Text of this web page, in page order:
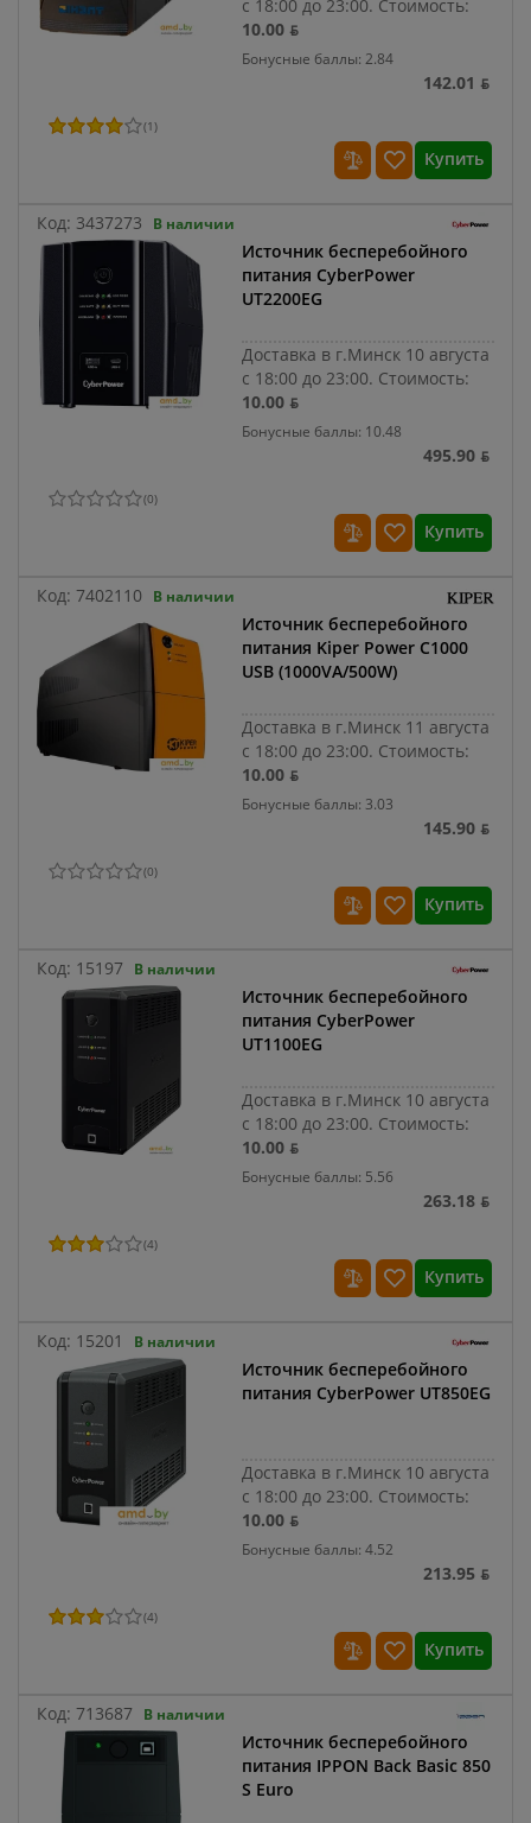
с 18:00 до 23:00. Стоимость:
10.00 ƃ
Бонусные баллы: 2.84
142.01 ƃ
(1)
Купить
Код: 3437273 В наличии
Источник бесперебойного
питания CyberPower
UT2200EG
Доставка в г.Минск 10 августа
с 18:00 до 23:00. Стоимость:
10.00 ƃ
Бонусные баллы: 10.48
495.90 ƃ
(0)
Купить
Код: 7402110 В наличии
Источник бесперебойного
питания Kiper Power C1000
USB (1000VA/500W)
Доставка в г.Минск 11 августа
с 18:00 до 23:00. Стоимость:
10.00 ƃ
Бонусные баллы: 3.03
145.90 ƃ
(0)
Купить
Код: 15197 В наличии
Источник бесперебойного
питания CyberPower
UT1100EG
Доставка в г.Минск 10 августа
с 18:00 до 23:00. Стоимость:
10.00 ƃ
Бонусные баллы: 5.56
263.18 ƃ
(4)
Купить
Код: 15201 В наличии
Источник бесперебойного
питания CyberPower UT850EG
Доставка в г.Минск 10 августа
с 18:00 до 23:00. Стоимость:
10.00 ƃ
Бонусные баллы: 4.52
213.95 ƃ
(4)
Купить
Код: 713687 В наличии
Источник бесперебойного
питания IPPON Back Basic 850
S Euro